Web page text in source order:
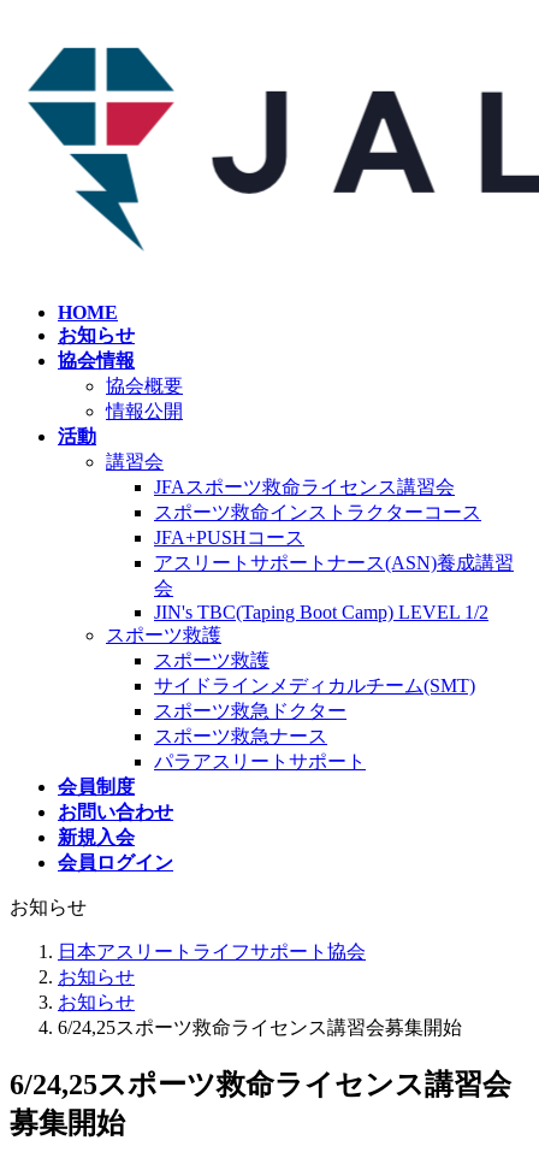
HOME
お知らせ
協会情報
協会概要
情報公開
活動
講習会
JFAスポーツ救命ライセンス講習会
スポーツ救命インストラクターコース
JFA+PUSHコース
アスリートサポートナース(ASN)養成講習
会
JIN's TBC(Taping Boot Camp) LEVEL 1/2
スポーツ救護
スポーツ救護
サイドラインメディカルチーム(SMT)
スポーツ救急ドクター
スポーツ救急ナース
パラアスリートサポート
会員制度
お問い合わせ
新規入会
会員ログイン
お知らせ
日本アスリートライフサポート協会
お知らせ
お知らせ
6/24,25スポーツ救命ライセンス講習会募集開始
6/24,25スポーツ救命ライセンス講習会
募集開始